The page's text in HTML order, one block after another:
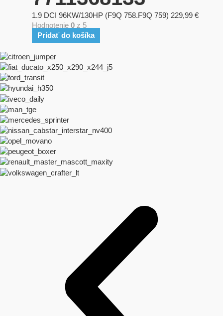
1.9 DCI 96KW/130HP (F9Q 758.F9Q 759) 229,99 €
Hodnotenie 0z 5
Pridať do košíka